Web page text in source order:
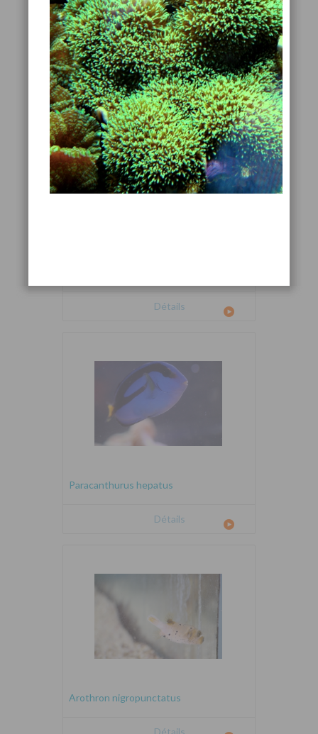
Canthigaster valentini
Détails
Détails
Paracanthurus hepatus
Détails
Arothron nigropunctatus
Détails